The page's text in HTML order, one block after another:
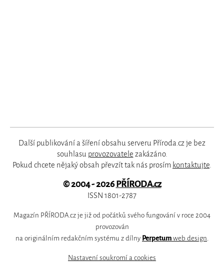
Další publikování a šíření obsahu serveru Příroda.cz je bez
souhlasu provozovatele zakázáno.
Pokud chcete nějaký obsah převzít tak nás prosím kontaktujte
© 2004 - 2026PŘÍRODA.cz
ISSN 1801-2787
Magazín PŘÍRODA.cz je již od počátků svého fungování v roce 2004
provozován
na originálním redakčním systému z dílny Perpetum web design
Nastavení soukromí a cookies